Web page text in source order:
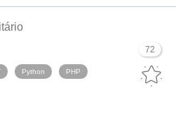
72
Python PHP